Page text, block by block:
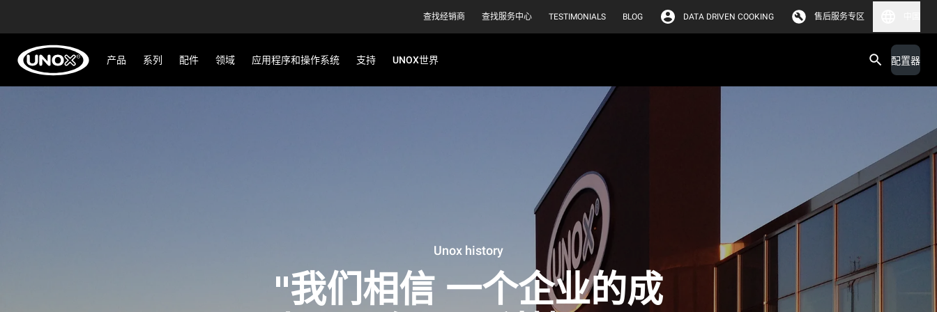
查找经销商 查找服务中心 TESTIMONIALS BLOG DATA DRIVEN COOKING 售后服务专区
产品 系列 配件 领域 应用程序和操作系统 支持 UNOX世界 配置器
Unox history
"我们相信 一个企业的成